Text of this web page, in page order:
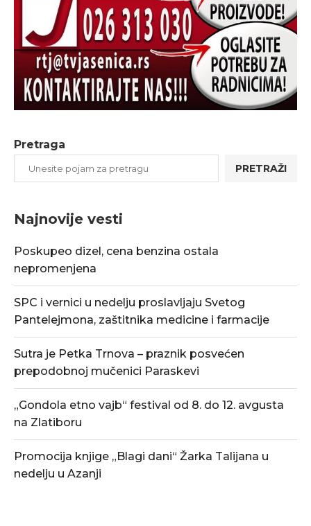
Pretraga
PRETRAŽI
Najnovije vesti
Poskupeo dizel, cena benzina ostala
nepromenjena
SPC i vernici u nedelju proslavljaju Svetog
Pantelejmona, zaštitnika medicine i farmacije
Sutra je Petka Trnova – praznik posvećen
prepodobnoj mučenici Paraskevi
„Gondola etno vajb“ festival od 8. do 12. avgusta
na Zlatiboru
Promocija knjige „Blagi dani“ Žarka Talijana u
nedelju u Azanji